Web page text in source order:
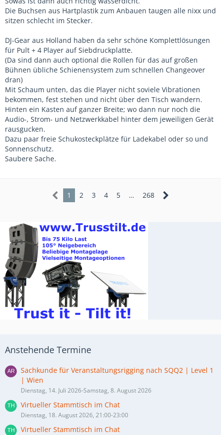
Die Buchsen aus Hartplastik zum Anbauen taugen alle nixx und
sitzen schlecht im Stecker.
DJ-Gear aus Holland haben da sehr schöne Komplettlösungen
für Pult + 4 Player auf Siebdruckplatte.
(Da sind dann auch optional die Rollen für das auf großen
Bühnen übliche Schienensystem zum schnellen Changeover
dran)
Mit Schaum unten, das die Player nicht soviele Vibrationen
bekommen, fest stehen und nicht über den Tisch wandern.
Hinten ein Kasten auf ganzer Breite; wo dann nur noch die
Audio-, Strom- und Netzwerkkabel hinter dem jeweiligen Gerät
rausgucken.
Dazu paar freie Schukosteckplätze für Ladekabel oder so und
Sonnenschutz.
Saubere Sache.
1 2 3 4 5 … 268
Anstehende Termine
Sachkunde für Veranstaltungsrigging nach SQQ2 | Level 1
| Wien
Dienstag, 14. Juli 2026-Samstag, 8. August 2026
Virtueller Stammtisch im Chat
Dienstag, 18. August 2026, 21:00-23:00
Virtueller Stammtisch im Chat